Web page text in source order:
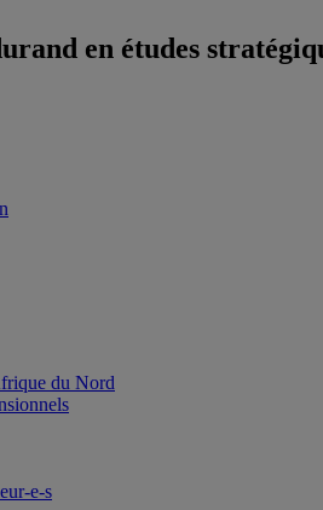
en études
du Nord
e-s